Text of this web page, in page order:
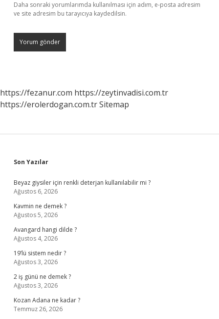
Daha sonraki yorumlarımda kullanılması için adım, e-posta adresim
ve site adresim bu tarayıcıya kaydedilsin.
https://fezanur.com https://zeytinvadisi.com.tr
https://erolerdogan.com.trSitemap
Sidebar
Son Yazılar
Beyaz giysiler için renkli deterjan kullanılabilir mi ?
Ağustos 6, 2026
Kavmin ne demek ?
Ağustos 5, 2026
Avangard hangi dilde ?
Ağustos 4, 2026
19’lü sistem nedir ?
Ağustos 3, 2026
2 iş günü ne demek ?
Ağustos 3, 2026
Kozan Adana ne kadar ?
Temmuz 26, 2026